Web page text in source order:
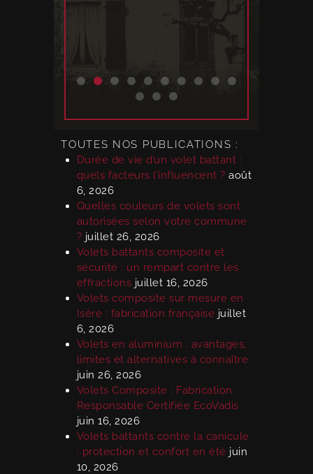
TOUTES NOS PUBLICATIONS :
Durée de vie d’un volet battant :
quels facteurs l’influencent ? août
6, 2026
Quelles couleurs de volets sont
autorisées selon votre commune
? juillet 26, 2026
Volets battants composite et
sécurité : un rempart contre les
effractions juillet 16, 2026
Volets composite sur mesure en
Isère : fabrication française juillet
6, 2026
Volets en aluminium : avantages,
limites et alternatives à connaître
juin 26, 2026
Volets Composite : Fabrication
Responsable Certifiée EcoVadis
juin 16, 2026
Volets battants contre la canicule
: protection et confort en été juin
10, 2026